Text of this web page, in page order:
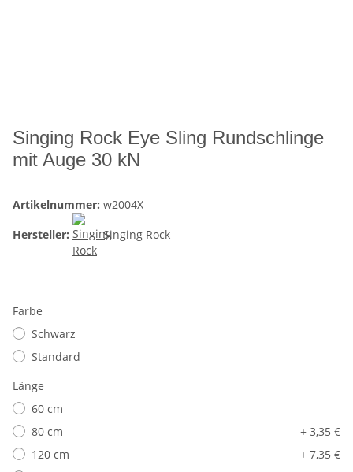
Singing Rock Eye Sling Rundschlinge
mit Auge 30 kN
Artikelnummer: w2004X
Hersteller:
Singing Rock
Farbe
Schwarz
Standard
Länge
60 cm
80 cm
+ 3,35 €
120 cm
+ 7,35 €